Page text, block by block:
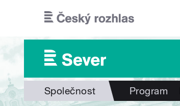
Společnost Program